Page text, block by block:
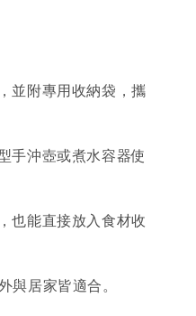
並附專用收納袋，攜
手沖壺或煮水容器使
也能直接放入食材收
與居家皆適合。